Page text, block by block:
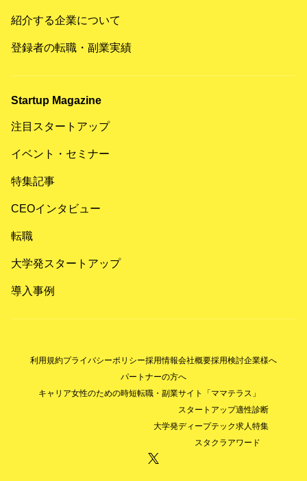
紹介する企業について
登録者の転職・副業実績
Startup Magazine
注目スタートアップ
イベント・セミナー
特集記事
CEOインタビュー
転職
大学発スタートアップ
導入事例
利用規約プライバシーポリシー採用情報会社概要採用検討企業様へ
パートナーの方へ
キャリア女性のための時短転職・副業サイト「ママテラス」
スタートアップ適性診断
大学発ディープテック求人特集
スタクラアワード